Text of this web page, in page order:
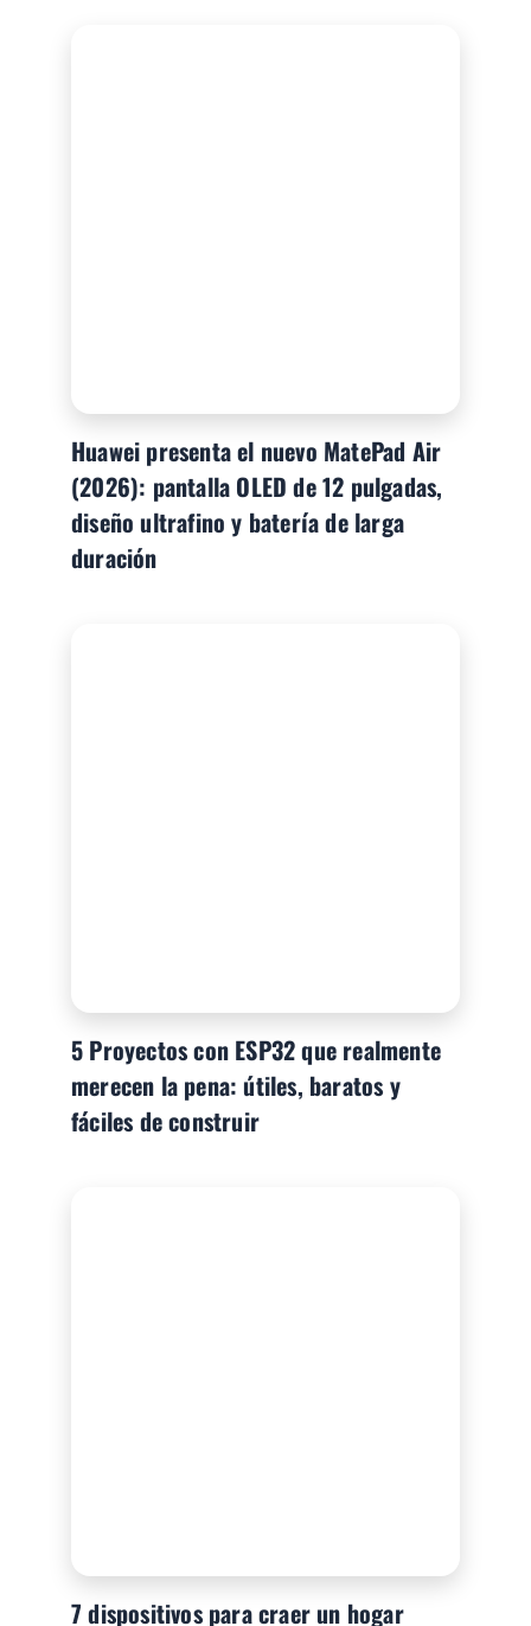
Huawei presenta el nuevo MatePad Air
(2026): pantalla OLED de 12 pulgadas,
diseño ultrafino y batería de larga
duración
5 Proyectos con ESP32 que realmente
merecen la pena: útiles, baratos y
fáciles de construir
7 dispositivos para craer un hogar